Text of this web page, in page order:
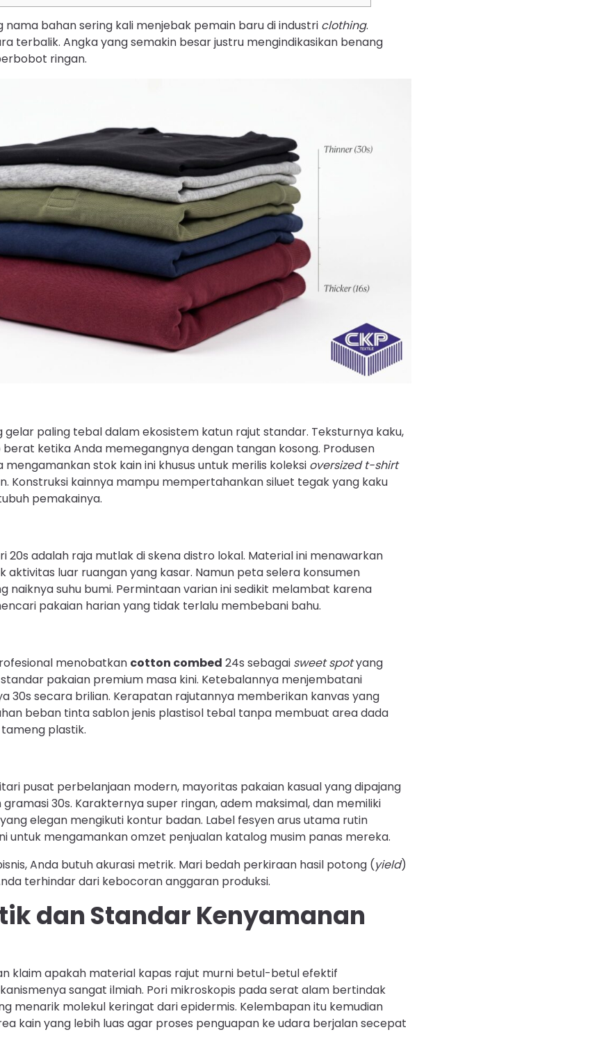
nama bahan sering kali menjebak pemain baru di industri clothing.
terbalik. Angka yang semakin besar justru mengindikasikan benang
ringan.
gelar paling tebal dalam ekosistem katun rajut standar. Teksturnya kaku,
ketika Anda memegangnya dengan tangan kosong. Produsen
stok kain ini khusus untuk merilis koleksi oversized t-shirt
Konstruksi kainnya mampu mempertahankan siluet tegak yang kaku
pemakainya.
20s adalah raja mutlak di skena distro lokal. Material ini menawarkan
aktivitas luar ruangan yang kasar. Namun peta selera konsumen
naiknya suhu bumi. Permintaan varian ini sedikit melambat karena
pakaian harian yang tidak terlalu membebani bahu.
menobatkan cotton combed 24s sebagai sweet spotyang
pakaian premium masa kini. Ketebalannya menjembatani
30s secara brilian. Kerapatan rajutannya memberikan kanvas yang
beban tinta sablon jenis plastisol tebal tanpa membuat area dada
plastik.
pusat perbelanjaan modern, mayoritas pakaian kasual yang dipajang
30s. Karakternya super ringan, adem maksimal, dan memiliki
elegan mengikuti kontur badan. Label fesyen arus utama rutin
untuk mengamankan omzet penjualan katalog musim panas mereka.
Anda butuh akurasi metrik. Mari bedah perkiraan hasil potong (yield)
terhindar dari kebocoran anggaran produksi.
dan Standar Kenyamanan
klaim apakah material kapas rajut murni betul-betul efektif
sangat ilmiah. Pori mikroskopis pada serat alam bertindak
menarik molekul keringat dari epidermis. Kelembapan itu kemudian
kain yang lebih luas agar proses penguapan ke udara berjalan secepat